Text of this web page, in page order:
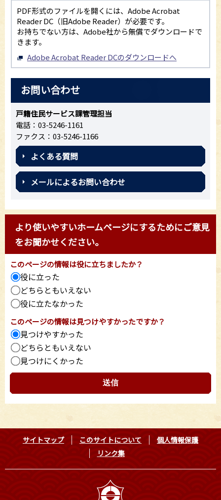
PDF形式のファイルを開くには、Adobe Acrobat
Reader DC（旧Adobe Reader）が必要です。
お持ちでない方は、Adobe社から無償でダウンロードで
きます。
Adobe Acrobat Reader DCのダウンロードへ
お問い合わせ
戸籍住民サービス課管理担当
電話：03-5246-1161
ファクス：03-5246-1166
よくある質問
メールによるお問い合わせ
より使いやすいホームページにするためにご意見
をお聞かせください。
このページの情報は役に立ちましたか？
役に立った
どちらともいえない
役に立たなかった
このページの情報は見つけやすかったですか？
見つけやすかった
どちらともいえない
見つけにくかった
サイトマップ このサイトについて
個人情報保護
リンク集